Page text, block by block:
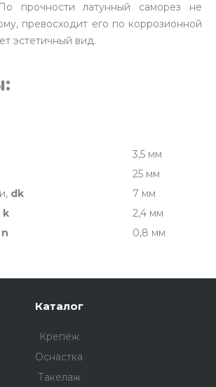
прочности латунный саморез не
превосходит его по коррозионной
эстетичный вид.
3,5 мм
25 мм
dk
7 мм
k
2,4 мм
n 0,8 мм
Каталог
Крепеж
Оснастка
Такелаж